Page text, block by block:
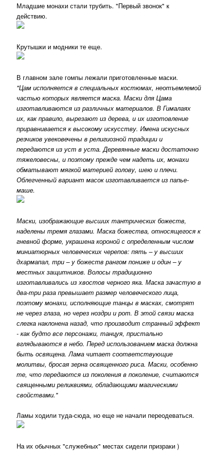
Младшие монахи стали трубить. "Первый звонок" к
действию.
Крутышки и модники те еще.
В главном зале гомпы лежали приготовленные маски.
"Цам исполняется в специальных костюмах, неотъемлемой
частью которых является маска. Маски для Цама
изготавливаются из различных материалов. В Гималаях
их, как правило, вырезают из дерева, и их изготовление
приравнивается к высокому искусству. Имена искусных
резчиков увековечены в религиозной традиции и
передаются из уст в уста. Деревянные маски достаточно
тяжеловесны, и поэтому прежде чем надеть их, монахи
обматывают мягкой материей голову, шею и плечи.
Облегченный вариант масок изготавливается из папье-
маше.
Маски, изображающие высших тантрических божеств,
наделены тремя глазами. Маска божества, относящегося к
гневной форме, украшена короной с определенным числом
миниатюрных человеческих черепов: пять – у высших
дхармапал, три – у божеств рангом пониже и один – у
местных защитников. Волосы традиционно
изготавливались из хвостов черного яка. Маска зачастую в
два-три раза превышает размер человеческого лица,
поэтому монахи, исполняющие танцы в масках, смотрят
не через глаза, но через ноздри и рот. В этой связи маска
слегка наклонена назад, что производит странный эффект
- как будто все персонажи, танцуя, пристально
вглядываются в небо. Перед использованием маска должна
быть освящена. Лама читает соответствующие
молитвы, бросая зерна освященного риса. Маски, особенно
те, что передаются из поколения в поколение, считаются
священными реликвиями, обладающими магическими
свойствами."
Ламы ходили туда-сюда, но еще не начали переодеваться.
На их обычных "служебных" местах сидели призраки )